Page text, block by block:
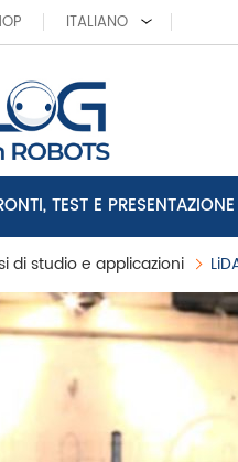
ITALIANO
TEST E
di studio e applicazioni